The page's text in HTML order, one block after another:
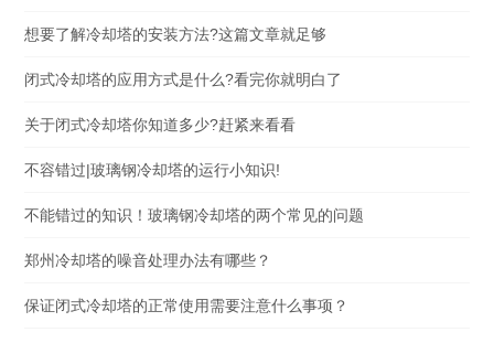
想要了解冷却塔的安装方法?这篇文章就足够
闭式冷却塔的应用方式是什么?看完你就明白了
关于闭式冷却塔你知道多少?赶紧来看看
不容错过|玻璃钢冷却塔的运行小知识!
不能错过的知识！玻璃钢冷却塔的两个常见的问题
郑州冷却塔的噪音处理办法有哪些？
保证闭式冷却塔的正常使用需要注意什么事项？